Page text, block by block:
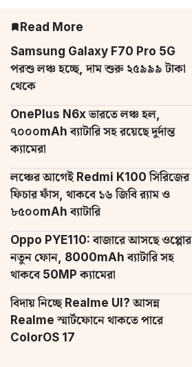
Read More
Samsung Galaxy F70 Pro 5G
পরশু লঞ্চ হচ্ছে, দাম শুরু ২৫৯৯৯ টাকা
থেকে
OnePlus N6x ভারতে লঞ্চ হল,
৭০০০mAh ব্যাটারি সহ রয়েছে দুর্দান্ত
ক্যামেরা
লঞ্চের আগেই Redmi K100 সিরিজের
ফিচার ফাঁস, থাকবে ১৬ জিবি র‌্যাম ও
৮৫০০mAh ব্যাটারি
Oppo PYE110: বাজারে আসছে ওপ্পোর
নতুন ফোন, 8000mAh ব্যাটারি সহ
থাকবে 50MP ক্যামেরা
বিদায় নিচ্ছে Realme UI? আসন্ন
Realme স্মার্টফোনে থাকতে পারে
ColorOS 17